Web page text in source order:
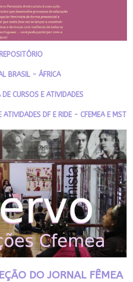
BRASIL - ÁFRICA
CURSOS E ATIVIDADES
ATIVIDADES DF E RIDE - CFEMEA E MST
DO JORNAL FÊMEA